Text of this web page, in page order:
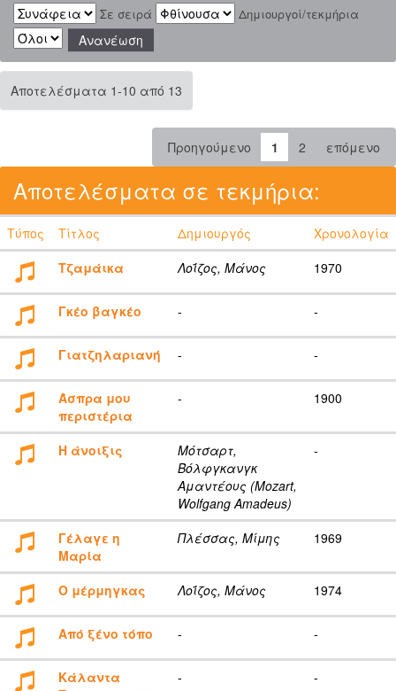
Σε σειρά
Δημιουργοί/τεκμήρια
Αποτελέσματα 1-10 από 13
Προηγούμενο 1 2 επόμενο
Αποτελέσματα σε τεκμήρια:
Τύπος Τίτλος Δημιουργός
Χρονολογία
Τζαμάικα
Λοΐζος, Μάνος 1970
Γκέο βαγκέο - -
Γιατζηλαριανή - -
Άσπρα μου
περιστέρια
- 1900
Η άνοιξις
Μότσαρτ,
Βόλφγκανγκ
Αμαντέους (Mozart,
Wolfgang Amadeus)
-
Γέλαγε η
Μαρία
Πλέσσας, Μίμης 1969
Ο μέρμηγκας Λοΐζος, Μάνος 1974
Από ξένο τόπο - -
Κάλαντα
- -